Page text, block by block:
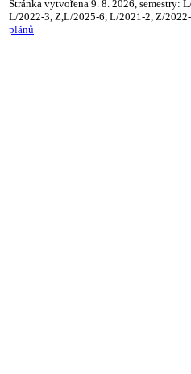
Stránka vytvořena 9. 8. 2026, semestry:
L/2022-3, Z,L/2025-6, L/2021-2, Z/
plánů